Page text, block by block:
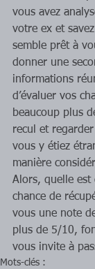
vous avez
votre ex et
semble prêt à
donner une
informations
d’évaluer vos
beaucoup plus
recul et
vous y étiez
manière
Alors, quelle est
chance de
vous une note
plus de 5/10,
vous invite à
Mots-clés :